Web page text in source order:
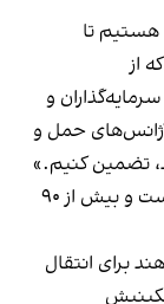
هستیم تا
از
و
حمل و
تضمین کنیم.»
آقای آمانوف افزود که مذاکرات در حال اتمام است و بیش از ۹۰
برای انتقال